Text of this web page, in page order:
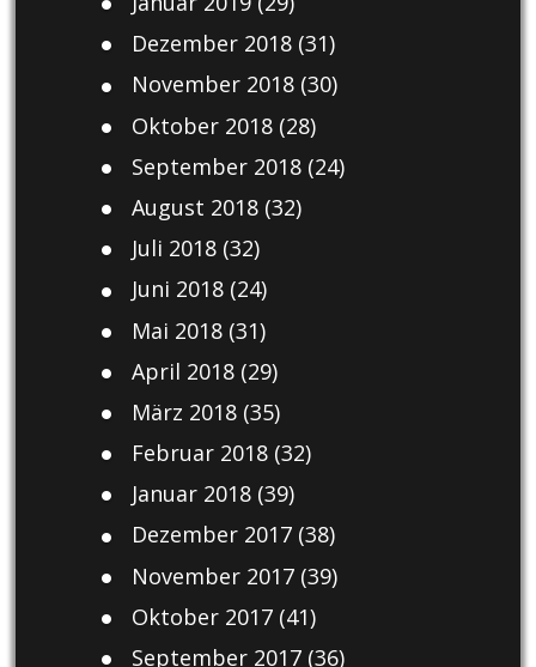
Dezember 2018(31)
November 2018(30)
Oktober 2018(28)
September 2018(24)
August 2018(32)
Juli 2018(32)
Juni 2018(24)
Mai 2018(31)
April 2018(29)
März 2018(35)
Februar 2018(32)
Januar 2018(39)
Dezember 2017(38)
November 2017(39)
Oktober 2017(41)
September 2017(36)